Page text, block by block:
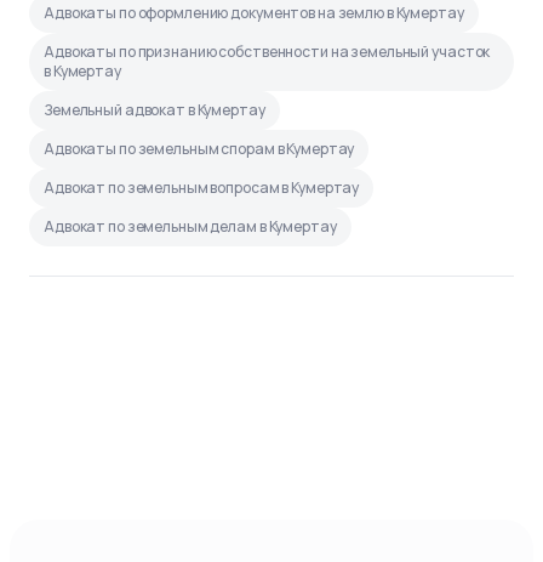
Адвокаты по оформлению документов на землю в Кумертау
Адвокаты по признанию собственности на земельный участок
в Кумертау
Земельный адвокат в Кумертау
Адвокаты по земельным спорам в Кумертау
Адвокат по земельным вопросам в Кумертау
Адвокат по земельным делам в Кумертау